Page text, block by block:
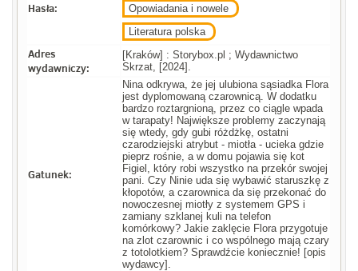
Hasła:
Opowiadania i nowele
Literatura polska
Adres
wydawniczy:
[Kraków] : Storybox.pl ; Wydawnictwo
Skrzat, [2024].
Gatunek:
Nina odkrywa, że jej ulubiona sąsiadka Flora
jest dyplomowaną czarownicą. W dodatku
bardzo roztargnioną, przez co ciągle wpada
w tarapaty! Największe problemy zaczynają
się wtedy, gdy gubi różdżkę, ostatni
czarodziejski atrybut - miotła - ucieka gdzie
pieprz rośnie, a w domu pojawia się kot
Figiel, który robi wszystko na przekór swojej
pani. Czy Ninie uda się wybawić staruszkę z
kłopotów, a czarownica da się przekonać do
nowoczesnej miotły z systemem GPS i
zamiany szklanej kuli na telefon
komórkowy? Jakie zaklęcie Flora przygotuje
na zlot czarownic i co wspólnego mają czary
z totolotkiem? Sprawdźcie koniecznie! [opis
wydawcy].